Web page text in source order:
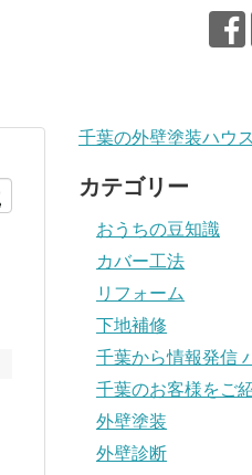
千葉の外壁塗装ハウ
カテゴリー
おうちの豆知識
カバー工法
リフォーム
下地補修
千葉から情報発信
千葉のお客様をご
外壁塗装
外壁診断